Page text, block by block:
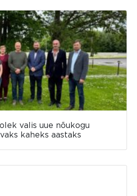
valis uue nõukogu
kaheks aastaks